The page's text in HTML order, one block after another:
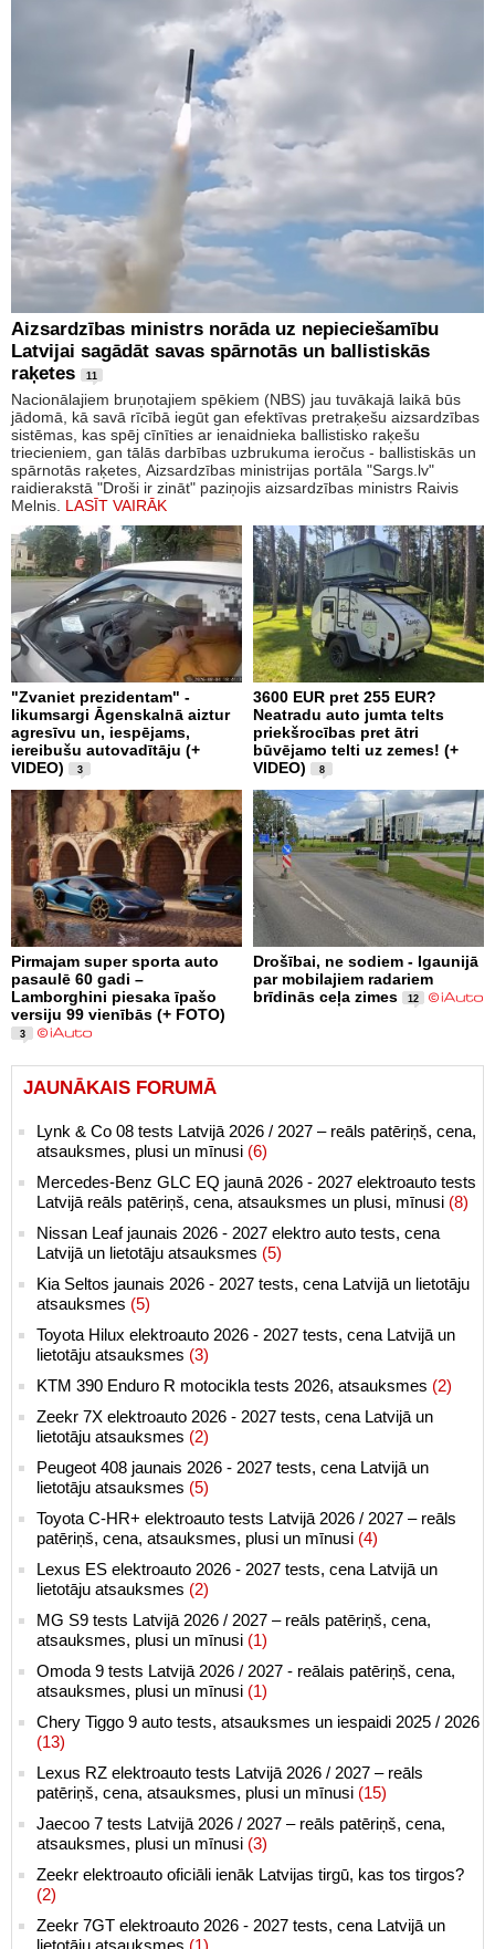
Aizsardzības ministrs norāda uz nepieciešamību
Latvijai sagādāt savas spārnotās un ballistiskās
raķetes
11
Nacionālajiem bruņotajiem spēkiem (NBS) jau tuvākajā laikā būs
jādomā, kā savā rīcībā iegūt gan efektīvas pretraķešu aizsardzības
sistēmas, kas spēj cīnīties ar ienaidnieka ballistisko raķešu
triecieniem, gan tālās darbības uzbrukuma ieročus - ballistiskās un
spārnotās raķetes, Aizsardzības ministrijas portāla "Sargs.lv"
raidierakstā "Droši ir zināt" paziņojis aizsardzības ministrs Raivis
Melnis. LASĪT VAIRĀK
"Zvaniet prezidentam" -
likumsargi Āgenskalnā aiztur
agresīvu un, iespējams,
iereibušu autovadītāju (+
VIDEO)
3
3600 EUR pret 255 EUR?
Neatradu auto jumta telts
priekšrocības pret ātri
būvējamo telti uz zemes! (+
VIDEO)
8
Pirmajam super sporta auto
pasaulē 60 gadi –
Lamborghini piesaka īpašo
versiju 99 vienībās (+ FOTO)
3
Drošībai, ne sodiem - Igaunijā
par mobilajiem radariem
brīdinās ceļa zimes
12
JAUNĀKAIS FORUMĀ
Lynk & Co 08 tests Latvijā 2026 / 2027 – reāls patēriņš, cena,
atsauksmes, plusi un mīnusi (6)
Mercedes-Benz GLC EQ jaunā 2026 - 2027 elektroauto tests
Latvijā reāls patēriņš, cena, atsauksmes un plusi, mīnusi (8)
Nissan Leaf jaunais 2026 - 2027 elektro auto tests, cena
Latvijā un lietotāju atsauksmes (5)
Kia Seltos jaunais 2026 - 2027 tests, cena Latvijā un lietotāju
atsauksmes (5)
Toyota Hilux elektroauto 2026 - 2027 tests, cena Latvijā un
lietotāju atsauksmes (3)
KTM 390 Enduro R motocikla tests 2026, atsauksmes (2)
Zeekr 7X elektroauto 2026 - 2027 tests, cena Latvijā un
lietotāju atsauksmes (2)
Peugeot 408 jaunais 2026 - 2027 tests, cena Latvijā un
lietotāju atsauksmes (5)
Toyota C-HR+ elektroauto tests Latvijā 2026 / 2027 – reāls
patēriņš, cena, atsauksmes, plusi un mīnusi (4)
Lexus ES elektroauto 2026 - 2027 tests, cena Latvijā un
lietotāju atsauksmes (2)
MG S9 tests Latvijā 2026 / 2027 – reāls patēriņš, cena,
atsauksmes, plusi un mīnusi (1)
Omoda 9 tests Latvijā 2026 / 2027 - reālais patēriņš, cena,
atsauksmes, plusi un mīnusi (1)
Chery Tiggo 9 auto tests, atsauksmes un iespaidi 2025 / 2026
(13)
Lexus RZ elektroauto tests Latvijā 2026 / 2027 – reāls
patēriņš, cena, atsauksmes, plusi un mīnusi (15)
Jaecoo 7 tests Latvijā 2026 / 2027 – reāls patēriņš, cena,
atsauksmes, plusi un mīnusi (3)
Zeekr elektroauto oficiāli ienāk Latvijas tirgū, kas tos tirgos?
(2)
Zeekr 7GT elektroauto 2026 - 2027 tests, cena Latvijā un